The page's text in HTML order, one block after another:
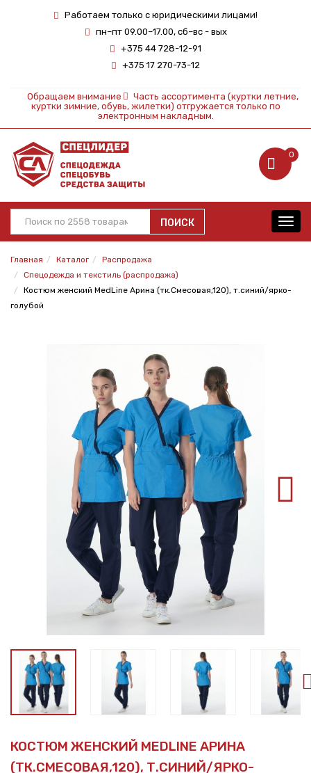
Работаем только с юридическими лицами!
пн–пт 09.00–17.00, сб–вс - вых
+375 44 728-12-91
+375 17 270-73-12
Обращаем внимание
Часть ассортимента (куртки летние,
куртки зимние, обувь, жилетки) отгружается только по
электронным накладным.
0
ПОИСК
Главная Каталог
Распродажа
Спецодежда и текстиль (распродажа)
Костюм женский MedLine Арина (тк.Смесовая,120), т.синий/ярко-
голубой
КОСТЮМ ЖЕНСКИЙ MEDLINE АРИНА
(ТК.СМЕСОВАЯ,120), Т.СИНИЙ/ЯРКО-